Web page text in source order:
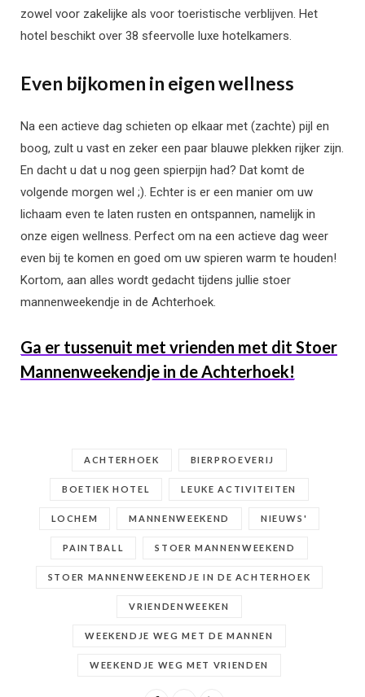
zowel voor zakelijke als voor toeristische verblijven. Het
hotel beschikt over 38 sfeervolle luxe hotelkamers.
Even bijkomen in eigen wellness
Na een actieve dag schieten op elkaar met (zachte) pijl en
boog, zult u vast en zeker een paar blauwe plekken rijker zijn.
En dacht u dat u nog geen spierpijn had? Dat komt de
volgende morgen wel ;). Echter is er een manier om uw
lichaam even te laten rusten en ontspannen, namelijk in
onze eigen wellness. Perfect om na een actieve dag weer
even bij te komen en goed om uw spieren warm te houden!
Kortom, aan alles wordt gedacht tijdens jullie stoer
mannenweekendje in de Achterhoek.
Ga er tussenuit met vrienden met dit Stoer
Mannenweekendje in de Achterhoek!
ACHTERHOEK BIERPROEVERIJ
BOETIEK HOTEL LEUKE ACTIVITEITEN
LOCHEM MANNENWEEKEND NIEUWS'
PAINTBALL STOER MANNENWEEKEND
STOER MANNENWEEKENDJE IN DE ACHTERHOEK
VRIENDENWEEKEN
WEEKENDJE WEG MET DE MANNEN
WEEKENDJE WEG MET VRIENDEN